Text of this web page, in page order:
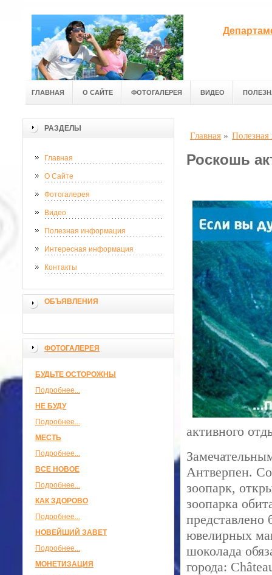
ГЛАВНАЯ О САЙТЕ ФОТОГАЛЕРЕЯ ВИДЕО
РАЗДЕЛЫ
Главная
О Сайте
Фотогалерея
Видео
Полезная информация
Интересная информация
Контакты
ОБЪЯВЛЕНИЯ
ФОТОГАЛЕРЕЯ
БУДЬТЕ ОСТОРОЖНЫ
Подробнее...
НЕ БУДУ
Подробнее...
МЕСТЬ
Подробнее...
ВСЕ НОВОЕ
Подробнее...
КАК ЗДОРОВО
Подробнее...
НОВЕЙШИЙ ЗАВЕТ
Подробнее...
МОНЕТИЗАЦИЯ
Главная »
Роскошь
активного
Антверпен.
зоопарк,
зоопарка
представлено
ювелирных
шоколада
города: